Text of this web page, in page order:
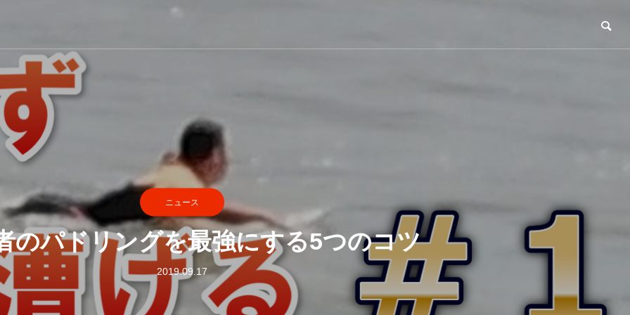
ニュース
のパドリングを最強にする5つのコツ
2019.09.17